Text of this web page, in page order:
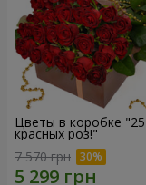
Цветы в коробке "25
красных роз!"
7 570 грн